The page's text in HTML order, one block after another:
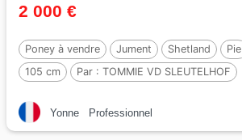
2 000 €
Poney à vendre Jument Shetland Pie
105 cm
Par : TOMMIE VD SLEUTELHOF
Yonne Professionnel